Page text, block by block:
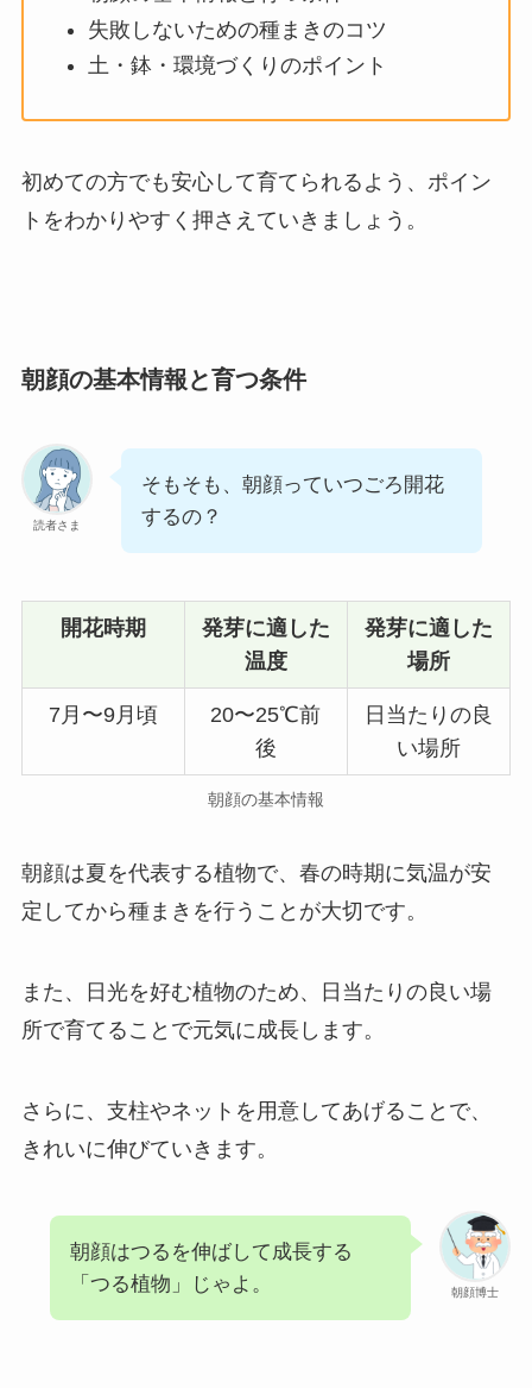
失敗しないための種まきのコツ
土・鉢・環境づくりのポイント
初めての方でも安心して育てられるよう、ポイン
トをわかりやすく押さえていきましょう。
朝顔の基本情報と育つ条件
読者さま
そもそも、朝顔っていつごろ開花
するの？
開花時期
発芽に適した
温度
発芽に適した
場所
7月〜9月頃
20〜25℃前
後
日当たりの良
い場所
朝顔の基本情報
朝顔は夏を代表する植物で、春の時期に気温が安
定してから種まきを行うことが大切です。
また、日光を好む植物のため、日当たりの良い場
所で育てることで元気に成長します。
さらに、支柱やネットを用意してあげることで、
きれいに伸びていきます。
朝顔博士
朝顔はつるを伸ばして成長する
「つる植物」じゃよ。